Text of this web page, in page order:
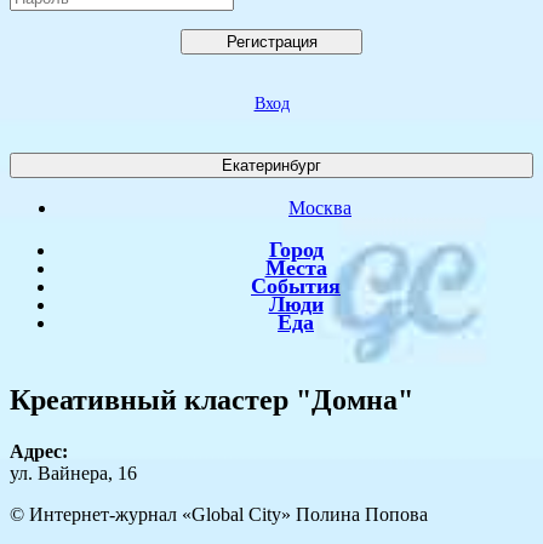
Регистрация
Вход
Екатеринбург
Москва
Город
Места
События
Люди
Еда
Креативный кластер "Домна"
Адрес:
ул. Вайнера, 16
© Интернет-журнал «Global City» Полина Попова